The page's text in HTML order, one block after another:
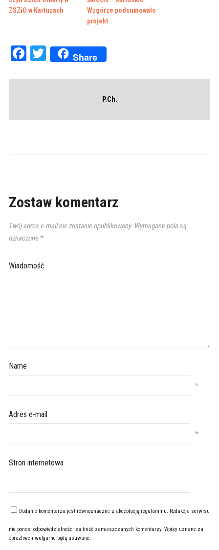
ZSZiO w Kartuzach
Wzgórze podsumowało
projekt
Facebook
Twitter
Share
P.Ch.
Zostaw komentarz
Twój adres e-mail nie zostanie opublikowany. Wymagane pola są
oznaczone *
Wiadomość
Name
*
Adres e-mail
*
Stron internetowa
Dodanie komentarza jest równoznaczne z akceptacją regulaminu. Redakcja serwisu
nie ponosi odpowiedzialności za treść zamieszczanych komentarzy. Wpisy uznane za
obraźliwe i wulgarne będą usuwane.